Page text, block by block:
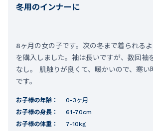
冬用のインナーに
8ヶ月の女の子です。次の冬まで着られる
を購入しました。袖は長いですが、数回袖
なし。 肌触りが良くて、暖かいので、寒い
です。
お子様の年齢：
0-3ヶ月
お子様の身長：
61-70cm
お子様の体重：
7-10kg